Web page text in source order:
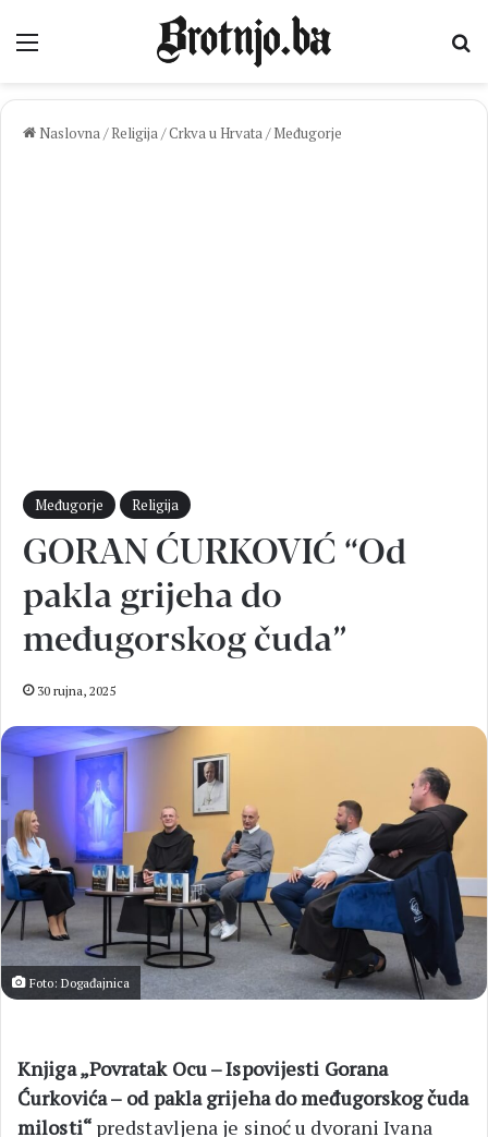
Izbornik
Naslovna/ Religija/Crkva u Hrvata/ Međugorje
Međugorje Religija
GORAN ĆURKOVIĆ “Od
pakla grijeha do
međugorskog čuda”
30 rujna, 2025
Foto: Događajnica
Knjiga „Povratak Ocu – Ispovijesti Gorana
Ćurkovića – od pakla grijeha do međugorskog čuda
milosti“predstavljena je sinoć u dvorani Ivana